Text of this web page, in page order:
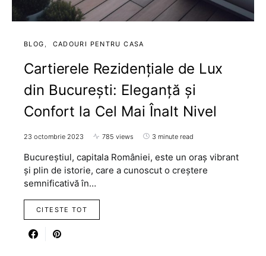
BLOG CADOURI PENTRU CASA
Cartierele Rezidențiale de Lux
din București: Eleganță și
Confort la Cel Mai Înalt Nivel
23 octombrie 2023 785 views 3 minute read
Bucureștiul, capitala României, este un oraș vibrant
și plin de istorie, care a cunoscut o creștere
semnificativă în…
CITESTE TOT